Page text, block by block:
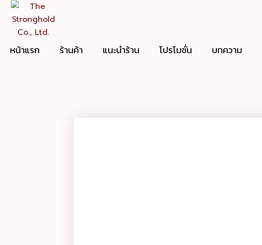
Skip
content
หน้าแรก ร้านค้า แนะนำร้าน โปรโมชั่น บทความ